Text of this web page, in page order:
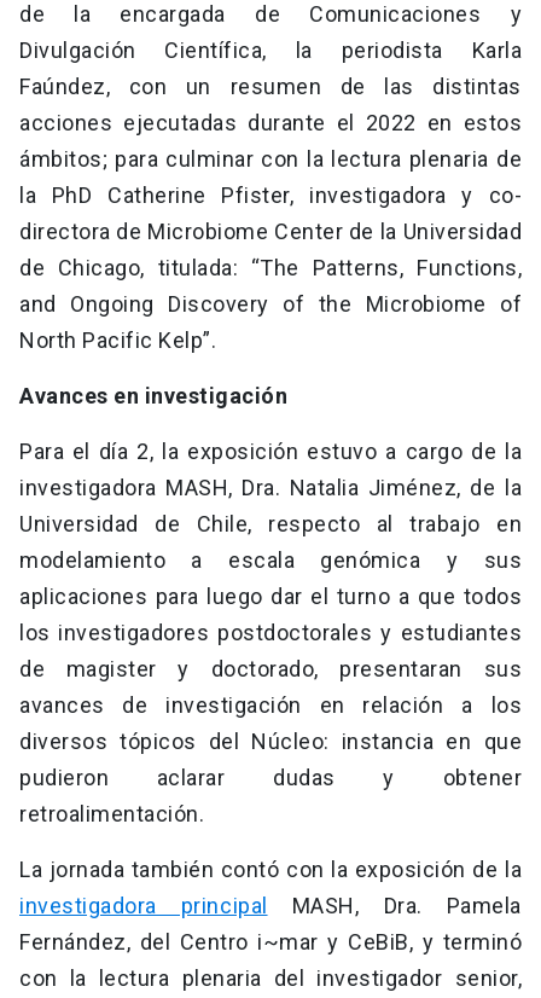
de la encargada de Comunicaciones y
Divulgación Científica, la periodista Karla
Faúndez, con un resumen de las distintas
acciones ejecutadas durante el 2022 en estos
ámbitos; para culminar con la lectura plenaria de
la PhD Catherine Pfister, investigadora y co-
directora de Microbiome Center de la Universidad
de Chicago, titulada: “The Patterns, Functions,
and Ongoing Discovery of the Microbiome of
North Pacific Kelp”.
Avances en investigación
Para el día 2, la exposición estuvo a cargo de la
investigadora MASH, Dra. Natalia Jiménez, de la
Universidad de Chile, respecto al trabajo en
modelamiento a escala genómica y sus
aplicaciones para luego dar el turno a que todos
los investigadores postdoctorales y estudiantes
de magister y doctorado, presentaran sus
avances de investigación en relación a los
diversos tópicos del Núcleo: instancia en que
pudieron aclarar dudas y obtener
retroalimentación.
La jornada también contó con la exposición de la
investigadora principal
MASH, Dra. Pamela
Fernández, del Centro i~mar y CeBiB, y terminó
con la lectura plenaria del investigador senior,